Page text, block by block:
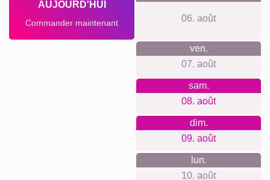
excellentes évaluations clients.
Quelque chose pour chaque
Ce produit est une superbe idée cadeau pour de
nombreuses occasions : anniversaires, cadeaux
d'entreprise, inaugurations ou simple remerciement pour un
collègue. Offrez un souvenir unique et personnalisé à vos